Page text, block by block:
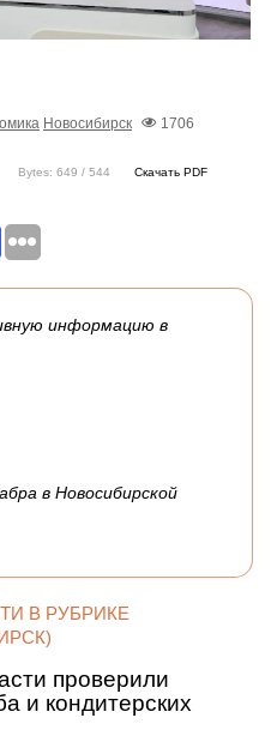
Новосибирск
1706
Bytes: 649 / 544 Скачать PDF
информацию в
в Новосибирской
В РУБРИКЕ
проверили
и кондитерских